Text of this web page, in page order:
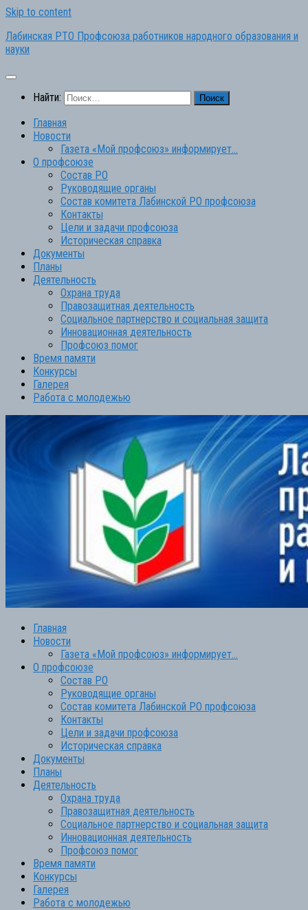
Skip to content
Лабинская РТО Профсоюза работников народного образования и
науки
Найти:
Главная
Новости
Газета «Мой профсоюз» информирует…
О профсоюзе
Состав РО
Руководящие органы
Состав комитета Лабинской РО профсоюза
Контакты
Цели и задачи профсоюза
Историческая справка
Документы
Планы
Деятельность
Охрана труда
Правозащитная деятельность
Социальное партнерство и социальная защита
Инновационная деятельность
Профсоюз помог
Время памяти
Конкурсы
Галерея
Работа с молодежью
Главная
Новости
Газета «Мой профсоюз» информирует…
О профсоюзе
Состав РО
Руководящие органы
Состав комитета Лабинской РО профсоюза
Контакты
Цели и задачи профсоюза
Историческая справка
Документы
Планы
Деятельность
Охрана труда
Правозащитная деятельность
Социальное партнерство и социальная защита
Инновационная деятельность
Профсоюз помог
Время памяти
Конкурсы
Галерея
Работа с молодежью